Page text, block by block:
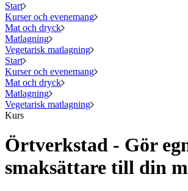
Start
Kurser och evenemang
Mat och dryck
Matlagning
Vegetarisk matlagning
Start
Kurser och evenemang
Mat och dryck
Matlagning
Vegetarisk matlagning
Kurs
Örtverkstad - Gör
smaksättare till din